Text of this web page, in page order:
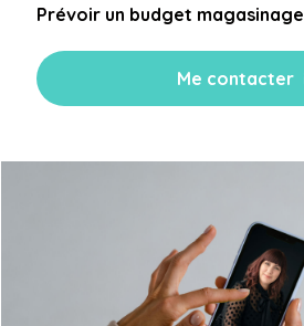
Prévoir un budget magasinage
Me contacter